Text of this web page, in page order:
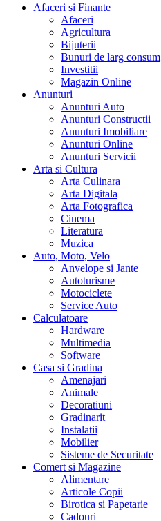
Afaceri si Finante
Afaceri
Agricultura
Bijuterii
Bunuri de larg consum
Investitii
Magazin Online
Anunturi
Anunturi Auto
Anunturi Constructii
Anunturi Imobiliare
Anunturi Online
Anunturi Servicii
Arta si Cultura
Arta Culinara
Arta Digitala
Arta Fotografica
Cinema
Literatura
Muzica
Auto, Moto, Velo
Anvelope si Jante
Autoturisme
Motociclete
Service Auto
Calculatoare
Hardware
Multimedia
Software
Casa si Gradina
Amenajari
Animale
Decoratiuni
Gradinarit
Instalatii
Mobilier
Sisteme de Securitate
Comert si Magazine
Alimentare
Articole Copii
Birotica si Papetarie
Cadouri